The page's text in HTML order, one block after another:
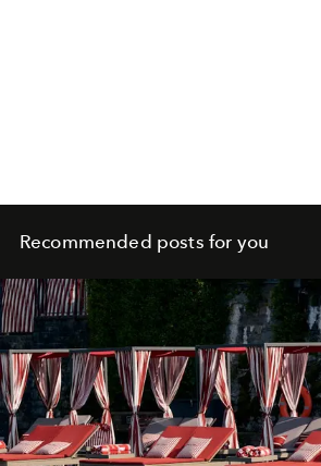
Recommended posts for you